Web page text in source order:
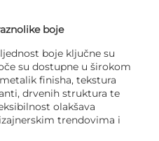
boje
boje ključne su
su dostupne u širokom
finisha, tekstura
drvenih struktura te
olakšava
trendovima i